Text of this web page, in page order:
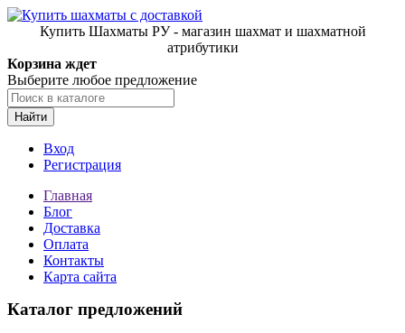
Купить Шахматы РУ - магазин шахмат и шахматной
атрибутики
Корзина ждет
Выберите любое предложение
Найти
Вход
Регистрация
Главная
Блог
Доставка
Оплата
Контакты
Карта сайта
Каталог предложений